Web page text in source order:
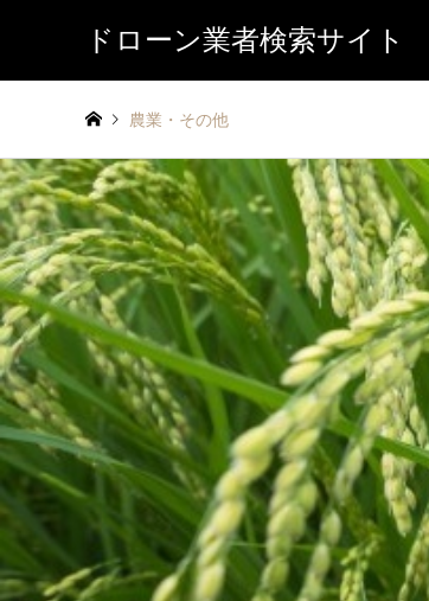
ドローン業者検索サイト
農業・その他